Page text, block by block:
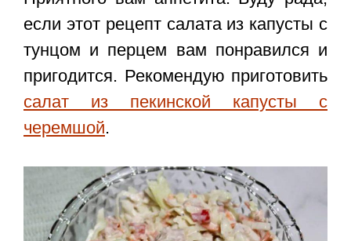
если этот рецепт салата из капусты с
тунцом и перцем вам понравился и
пригодится. Рекомендую приготовить
салат из пекинской капусты с
черемшой.